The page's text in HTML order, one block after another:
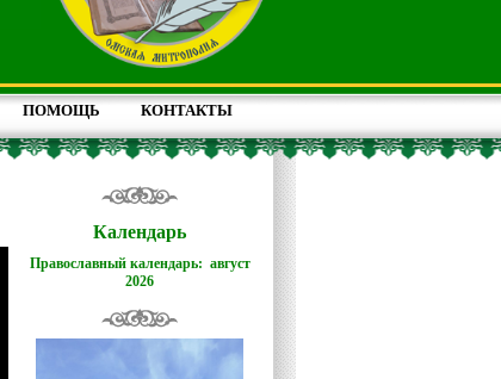
ПОМОЩЬ КОНТАКТЫ
Календарь
Православный календарь: август
2026